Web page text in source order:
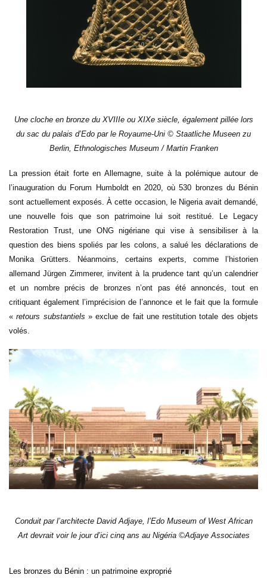
Une cloche en bronze du XVIIIe ou XIXe siècle, également pillée lors
du sac du palais d’Edo par le Royaume-Uni © Staatliche Museen zu
Berlin, Ethnologisches Museum / Martin Franken
La pression était forte en Allemagne, suite à la polémique autour de
l’inauguration du Forum Humboldt en 2020, où 530 bronzes du Bénin
sont actuellement exposés. À cette occasion, le Nigeria avait demandé,
une nouvelle fois que son patrimoine lui soit restitué. Le Legacy
Restoration Trust, une ONG nigériane qui vise à sensibiliser à la
question des biens spoliés par les colons, a salué les déclarations de
Monika Grütters. Néanmoins, certains experts, comme l’historien
allemand Jürgen Zimmerer, invitent à la prudence tant qu’un calendrier
et un nombre précis de bronzes n’ont pas été annoncés, tout en
critiquant également l’imprécision de l’annonce et le fait que la formule
« retours substantiels » exclue de fait une restitution totale des objets
volés.
Conduit par l’architecte David Adjaye, l’Edo Museum of West African
Art devrait voir le jour d’ici cinq ans au Nigéria ©Adjaye Associates
Les bronzes du Bénin : un patrimoine exproprié